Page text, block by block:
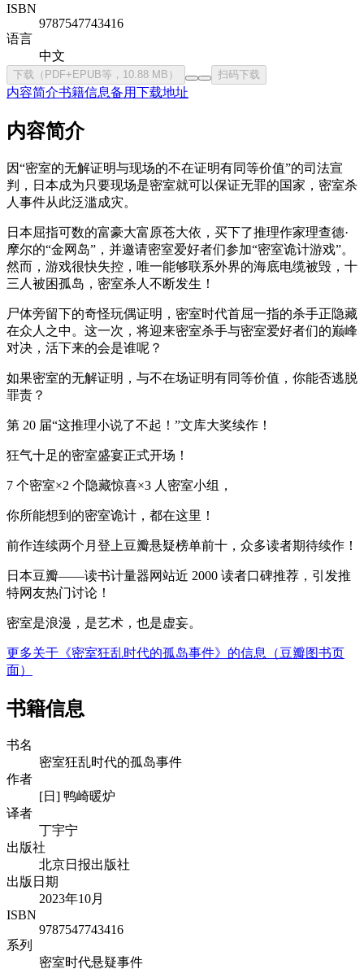
ISBN
9787547743416
语言
中文
下载（PDF+EPUB等，10.88 MB） 扫码下载
内容简介书籍信息备用下载地址
内容简介
因“密室的无解证明与现场的不在证明有同等价值”的司法宣
判，日本成为只要现场是密室就可以保证无罪的国家，密室杀
人事件从此泛滥成灾。
日本屈指可数的富豪大富原苍大依，买下了推理作家理查德·
摩尔的“金网岛”，并邀请密室爱好者们参加“密室诡计游戏”。
然而，游戏很快失控，唯一能够联系外界的海底电缆被毁，十
三人被困孤岛，密室杀人不断发生！
尸体旁留下的奇怪玩偶证明，密室时代首屈一指的杀手正隐藏
在众人之中。这一次，将迎来密室杀手与密室爱好者们的巅峰
对决，活下来的会是谁呢？
如果密室的无解证明，与不在场证明有同等价值，你能否逃脱
罪责？
第 20 届“这推理小说了不起！”文库大奖续作！
狂气十足的密室盛宴正式开场！
7 个密室×2 个隐藏惊喜×3 人密室小组，
你所能想到的密室诡计，都在这里！
前作连续两个月登上豆瓣悬疑榜单前十，众多读者期待续作！
日本豆瓣——读书计量器网站近 2000 读者口碑推荐，引发推
特网友热门讨论！
密室是浪漫，是艺术，也是虚妄。
更多关于《密室狂乱时代的孤岛事件》的信息（豆瓣图书页
面）
书籍信息
书名
密室狂乱时代的孤岛事件
作者
[日] 鸭崎暖炉
译者
丁宇宁
出版社
北京日报出版社
出版日期
2023年10月
ISBN
9787547743416
系列
密室时代悬疑事件